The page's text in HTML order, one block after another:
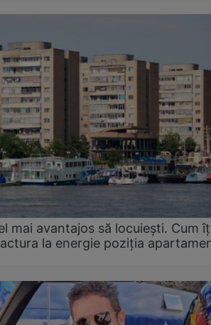
mai avantajos să locuiești. Cum
la energie poziția